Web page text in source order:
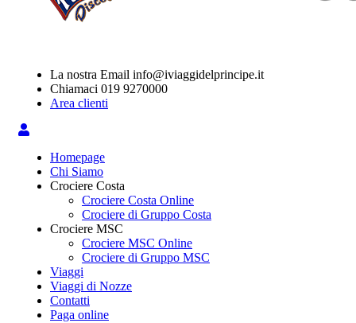
La nostra Email info@iviaggidelprincipe.it
Chiamaci 019 9270000
Area clienti
Homepage
Chi Siamo
Crociere Costa
Crociere Costa Online
Crociere di Gruppo Costa
Crociere MSC
Crociere MSC Online
Crociere di Gruppo MSC
Viaggi
Viaggi di Nozze
Contatti
Paga online